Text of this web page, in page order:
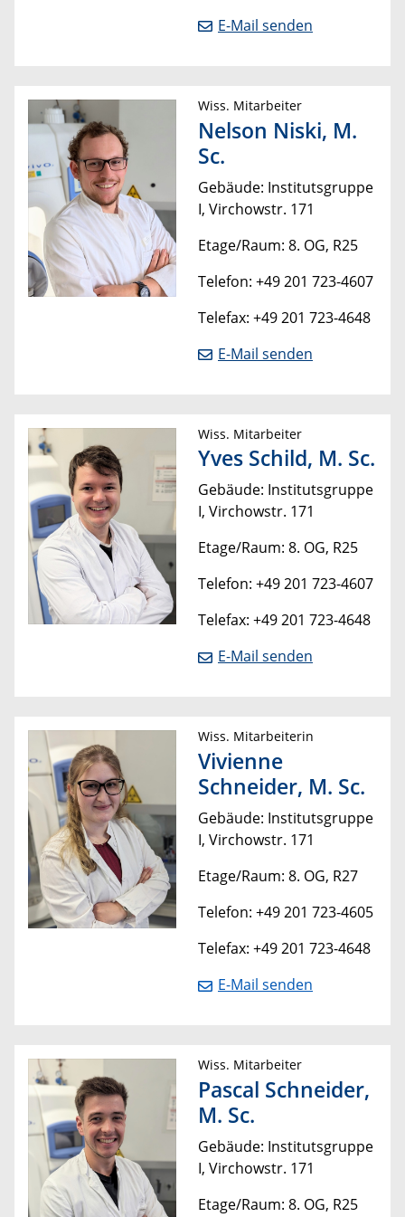
E-Mail senden
Wiss. Mitarbeiter
Nelson Niski, M.
Sc.
Gebäude: Institutsgruppe
I, Virchowstr. 171
Etage/Raum: 8. OG, R25
Telefon: +49 201 723-4607
Telefax: +49 201 723-4648
E-Mail senden
Wiss. Mitarbeiter
Yves Schild, M. Sc.
Gebäude: Institutsgruppe
I, Virchowstr. 171
Etage/Raum: 8. OG, R25
Telefon: +49 201 723-4607
Telefax: +49 201 723-4648
E-Mail senden
Wiss. Mitarbeiterin
Vivienne
Schneider, M. Sc.
Gebäude: Institutsgruppe
I, Virchowstr. 171
Etage/Raum: 8. OG, R27
Telefon: +49 201 723-4605
Telefax: +49 201 723-4648
E-Mail senden
Wiss. Mitarbeiter
Pascal Schneider,
M. Sc.
Gebäude: Institutsgruppe
I, Virchowstr. 171
Etage/Raum: 8. OG, R25